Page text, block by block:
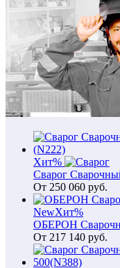
Хит%
Сварог
От 250 060 руб.
NewХит%
ОБЕРОН
От 217 140 руб.